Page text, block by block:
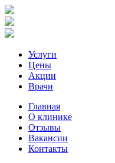
Услуги
Цены
Акции
Врачи
Главная
О клинике
Отзывы
Вакансии
Контакты